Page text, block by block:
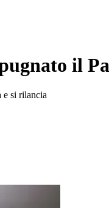
il
e si rilancia